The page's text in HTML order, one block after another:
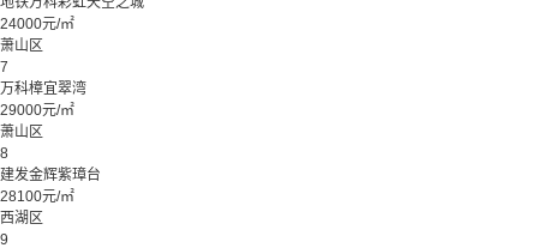
24000元/㎡
萧山区
7
万科樟宜翠湾
29000元/㎡
萧山区
8
建发金辉紫璋台
28100元/㎡
西湖区
9